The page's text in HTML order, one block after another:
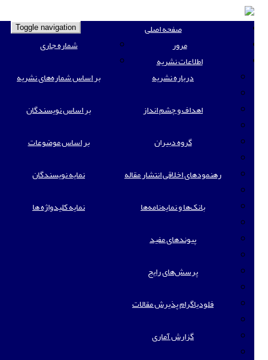
Toggle navigation
صفحه اصلی
مرور
شماره جاری
بر اساس شماره‌های نشریه
بر اساس نویسندگان
بر اساس موضوعات
نمایه نویسندگان
نمایه کلیدواژه ها
اطلاعات نشریه
درباره نشریه
اهداف و چشم انداز
گروه دبیران
رهنمودهای اخلاقی انتشار مقاله
بانک‌ها و نمایه‌‌نامه‌ها
پیوندهای مفید
پرسش‌های رایج
فلودیاگرام پذیرش مقالات
گزارش آماری